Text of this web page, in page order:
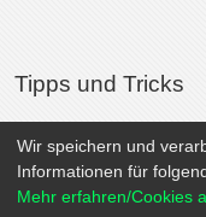
Tipps und Tricks
© 2026 Rollsport.de All
Wir speichern und
Informationen für
Mehr erfahren/Cookies